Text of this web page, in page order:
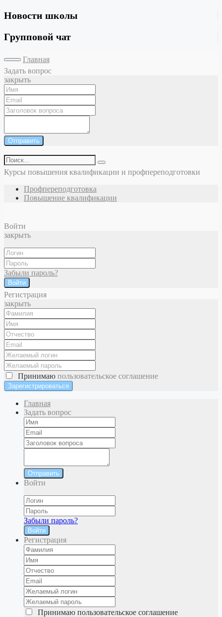
Новости школы
Групповой чат
Главная
Задать вопрос
закрыть
Отправить
Курсы повышения квалификации и профпереподготовки
Профпереподготовка
Повышение квалификации
Войти
закрыть
Забыли пароль?
Войти
Регистрация
закрыть
Принимаю пользовательское соглашение
Главная
Задать вопрос
Отправить
Войти
Забыли пароль?
Войти
Регистрация
Принимаю пользовательское соглашение